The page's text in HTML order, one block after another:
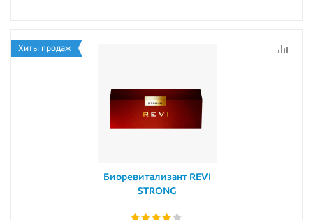
Хиты продаж
Биоревитализант REVI
STRONG